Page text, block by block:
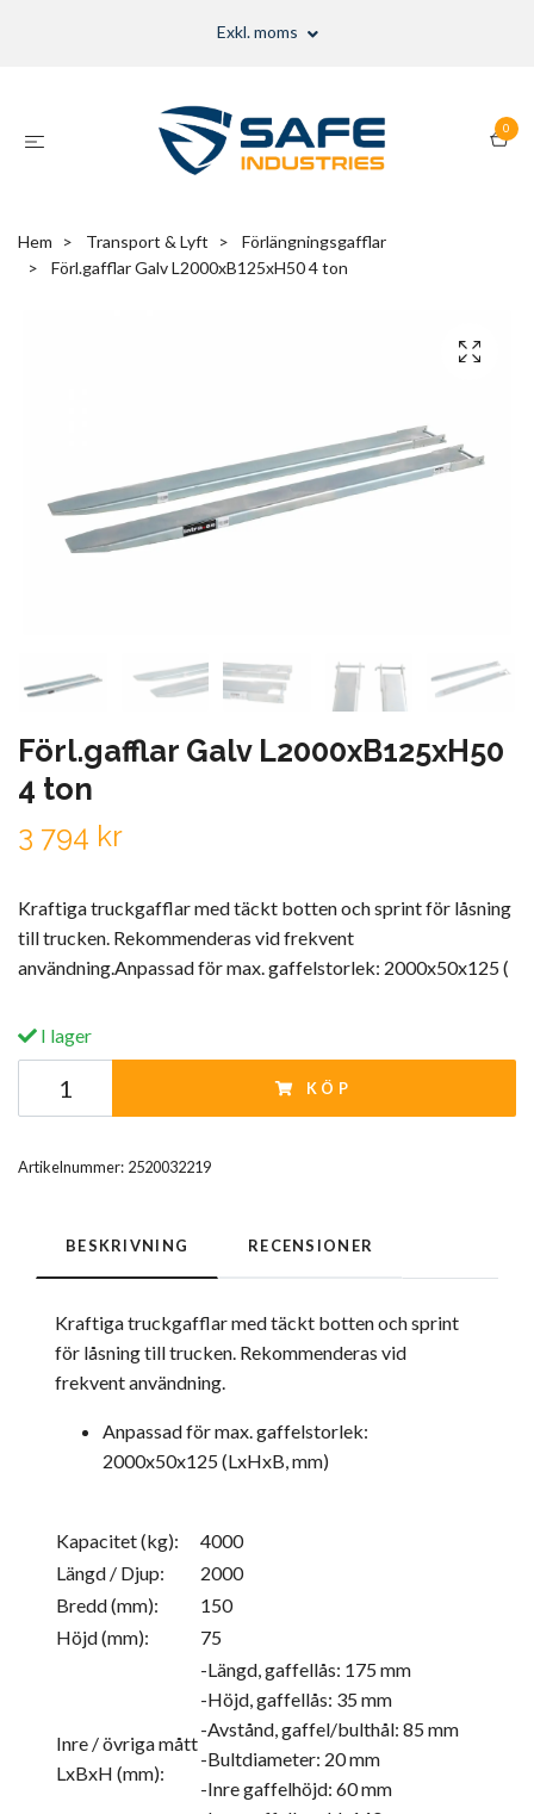
Exkl. moms
0
Hem Transport & Lyft
Förlängningsgafflar
Förl.gafflar Galv L2000xB125xH50 4 ton
Förl.gafflar Galv L2000xB125xH50
4 ton
3 794 kr
Kraftiga truckgafflar med täckt botten och sprint för låsning
till trucken. Rekommenderas vid frekvent
användning.Anpassad för max. gaffelstorlek: 2000x50x125 (
I lager
KÖP
Artikelnummer: 2520032219
BESKRIVNING RECENSIONER
Kraftiga truckgafflar med täckt botten och sprint
för låsning till trucken. Rekommenderas vid
frekvent användning.
Anpassad för max. gaffelstorlek:
2000x50x125 (LxHxB, mm)
Kapacitet (kg):
4000
Längd / Djup:
2000
Bredd (mm):
150
Höjd (mm):
75
Inre / övriga mått
LxBxH (mm):
-Längd, gaffellås: 175 mm
-Höjd, gaffellås: 35 mm
-Avstånd, gaffel/bulthål: 85 mm
-Bultdiameter: 20 mm
-Inre gaffelhöjd: 60 mm